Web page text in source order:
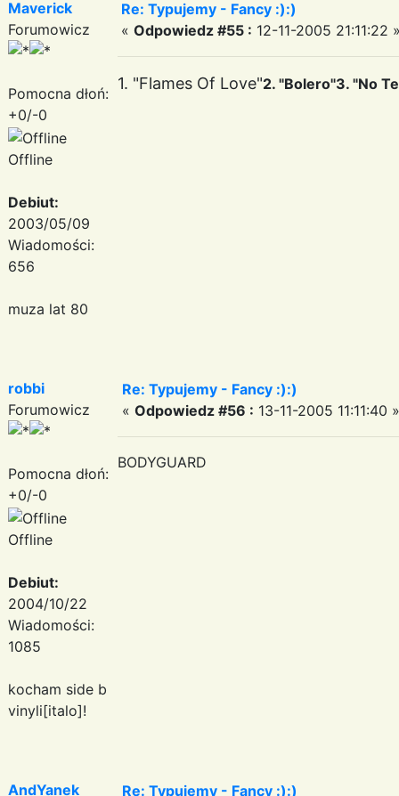
Maverick
Forumowicz
Pomocna dłoń:
+0/-0
Offline
Debiut:
2003/05/09
Wiadomości:
656
muza lat 80
Re: Typujemy - Fancy :):)
« Odpowiedz #55 : 12-11-2005 21:11:22
1. "Flames Of Love"2. "Bolero"3. "No
robbi
Forumowicz
Pomocna dłoń:
+0/-0
Offline
Debiut:
2004/10/22
Wiadomości:
1085
kocham side b
vinyli[italo]!
Re: Typujemy - Fancy :):)
« Odpowiedz #56 : 13-11-2005 11:11:40 »
BODYGUARD
AndYanek
Re: Typujemy - Fancy :):)